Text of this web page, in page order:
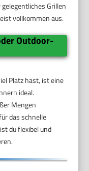
Grillen
vollkommen aus.
Outdoor-
Platz hast, ist eine
ideal.
Mengen
das schnelle
du flexibel und